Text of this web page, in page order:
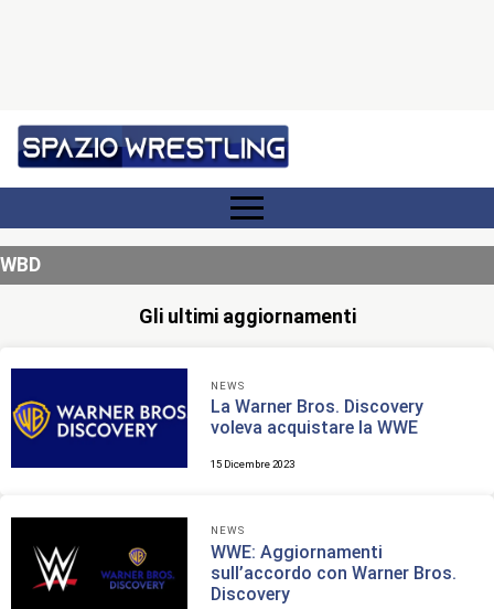
WBD
Gli ultimi aggiornamenti
NEWS
La Warner Bros. Discovery
voleva acquistare la WWE
15 Dicembre 2023
NEWS
WWE: Aggiornamenti
sull’accordo con Warner Bros.
Discovery